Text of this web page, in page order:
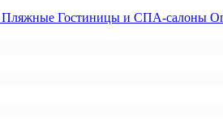
Пляжные Гостиницы и СПА-салоны